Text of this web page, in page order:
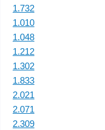
1.732
1.010
1.048
1.212
1.302
1.833
2.021
2.071
2.309